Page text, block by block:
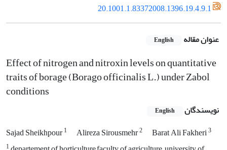
20.1001.1.83372008.1396.19.4.9.1
عنوان مقاله English
Effect of nitrogen and nitroxin levels on quantitative
traits of borage (Borago officinalis L.) under Zabol
conditions
نویسندگان English
Sajad Sheikhpour1 Alireza Sirousmehr2 Barat Ali Fakheri3
1